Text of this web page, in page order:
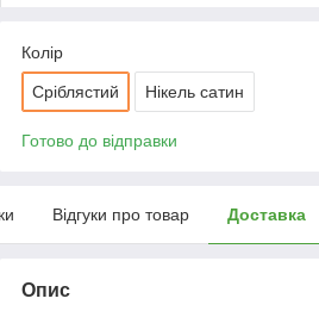
Колір
Сріблястий Нікель сатин
Готово до відправки
Відгуки про товар Доставка
Опис